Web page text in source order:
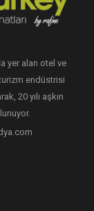
yer alan otel ve
endüstrisi
20 yılı aşkın